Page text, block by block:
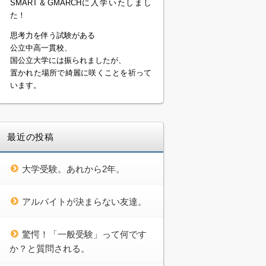
SMART＆GMARCHに入学いたしまし
た！
思考力を伴う試験がある
公立中高一貫校、
国公立大学には振られましたが、
置かれた場所で綺麗に咲くことを祈って
います。
最近の投稿
大学受験。あれから2年。
アルバイトが決まらない友達。
驚愕！「一般受験」って何です
か？と質問される。